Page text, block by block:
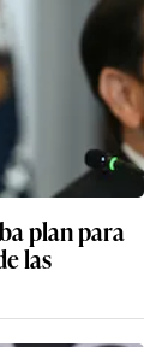
plan para
las